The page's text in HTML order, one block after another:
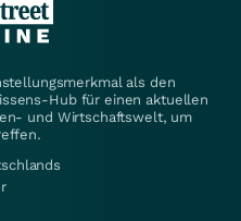
als den
Hub für einen aktuellen
und Wirtschaftswelt, um